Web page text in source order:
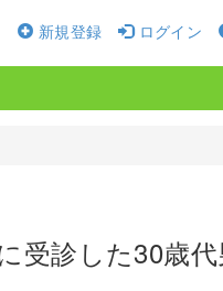
新規登録 ログイン
受診した30歳